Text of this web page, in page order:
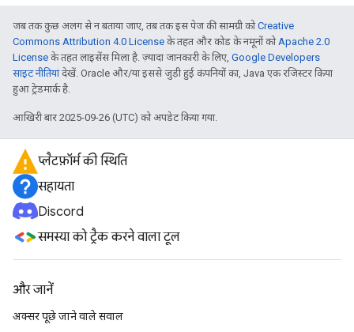
जब तक कुछ अलग से न बताया जाए, तब तक इस पेज की सामग्री कोCreative
Commons Attribution 4.0 License के तहत और कोड के नमूनों कोApache 2.0
License के तहत लाइसेंस मिला है. ज़्यादा जानकारी के लिए, Google Developers
साइट नीतियांदेखें. Oracle और/या इससे जुड़ी हुई कंपनियों का, Java एक रजिस्टर किया
हुआ ट्रेडमार्क है.
आखिरी बार 2025-09-26 (UTC) को अपडेट किया गया.
प्लैटफ़ॉर्म की स्थिति
सहायता
Discord
समस्या को ट्रैक करने वाला टूल
और जानें
अक्सर पूछे जाने वाले सवाल